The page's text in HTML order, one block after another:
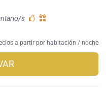
s
a partir por habitación / noche